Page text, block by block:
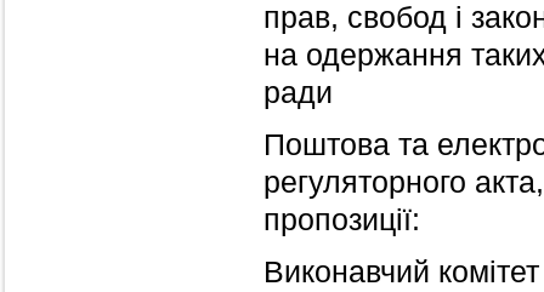
прав, свобод і
на одержання таких
ради
Поштова та
регуляторного
пропозиції:
Виконавчий